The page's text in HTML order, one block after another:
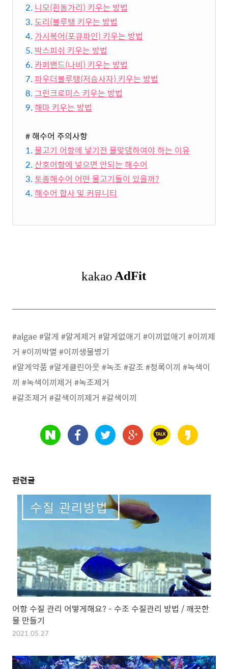
2. 니모(흰동가리) 키우는 방법
3.도리(블루탱 키우는 방법
4. 가시복어(포큐파인) 키우는 방법
5. 박스피쉬 키우는 방법
6. 카퍼밴드(나비) 키우는 방법
7.파우더블루탱(저승사자) 키우는 방법
8.그린크로미스 키우는 방법
9.해마 키우는 방법
# 해수어 주의사항
1.물고기 어항에 넣기전 물맞댐하여야 하는 이유
2. 산호어항에 넣으면 안되는 해수어
3.토종해수어 어떤 물고기들이 있을까?
4.해수어 합사 및 커뮤니티
#algae #알게 #알게제거 #알게없애기 #이끼없애기 #이끼제
거 #이끼박멸 #이끼생물병기
#알게약품 #알게클린아웃 #녹조 #갈조 #청록이끼 #녹색이
끼 #녹색이끼제거 #녹조제거
#갈조제거 #갈색이끼제거 #갈색이끼
관련글
어항 수질 관리 어떻게해요? - 수조 수질관리 방법 / 깨끗한
물 만들기
2021.05.27